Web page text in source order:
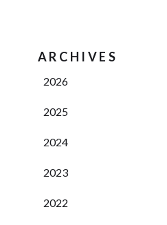
ARCHIVES
2026
2025
2024
2023
2022